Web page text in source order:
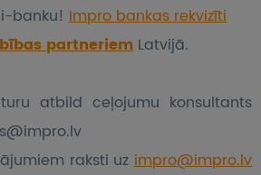
banku! Impro bankas rekvizīti
partneriem Latvijā.
atbild ceļojumu konsultants
raksti uz impro@impro.lv